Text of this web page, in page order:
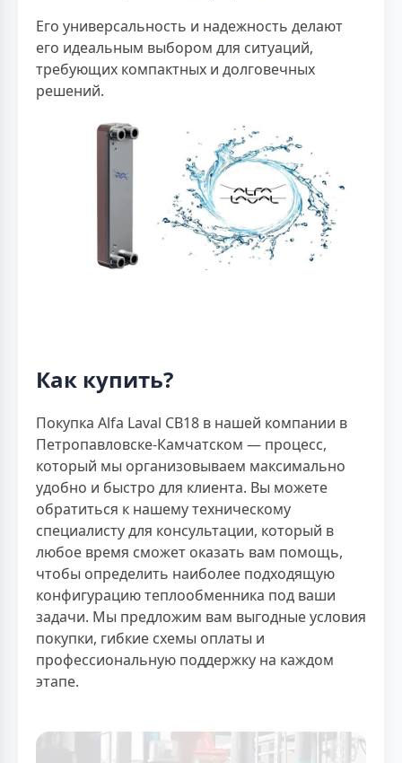
Его универсальность и надежность делают
его идеальным выбором для ситуаций,
требующих компактных и долговечных
решений.
Как купить?
Покупка Alfa Laval CB18 в нашей компании в
Петропавловске-Камчатском — процесс,
который мы организовываем максимально
удобно и быстро для клиента. Вы можете
обратиться к нашему техническому
специалисту для консультации, который в
любое время сможет оказать вам помощь,
чтобы определить наиболее подходящую
конфигурацию теплообменника под ваши
задачи. Мы предложим вам выгодные условия
покупки, гибкие схемы оплаты и
профессиональную поддержку на каждом
этапе.